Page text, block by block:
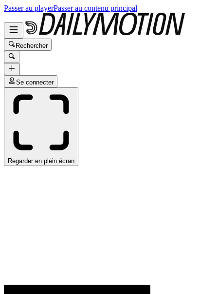
Passer au playerPasser au contenu principal
Rechercher
Se connecter
Regarder en plein écran